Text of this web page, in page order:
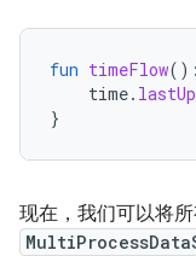
fun timeFlow():
time.
}
现在，我们可以将